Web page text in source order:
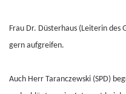
Frau Dr. Düsterhaus (Leiterin des
gern aufgreifen.
Auch Herr Taranczewski (SPD)